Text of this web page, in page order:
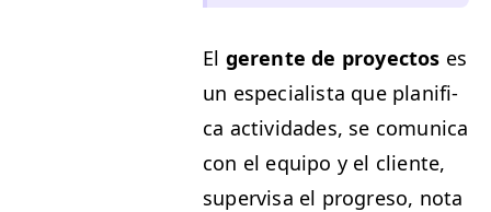
El ger­ente de proyec­tos es
un espe­cial­ista que plan­i­fi­
ca activi­dades, se comu­ni­ca
con el equipo y el cliente,
super­visa el pro­gre­so, nota